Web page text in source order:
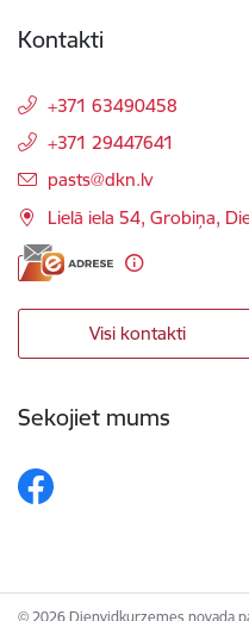
Kontakti
+371 63490458
+371 29447641
E-pasts:
pasts@dkn.lv
Lielā iela 54, Grobiņa,
Visi kontakti
Sekojiet mums
© 2026 Dienvidkurzemes novada